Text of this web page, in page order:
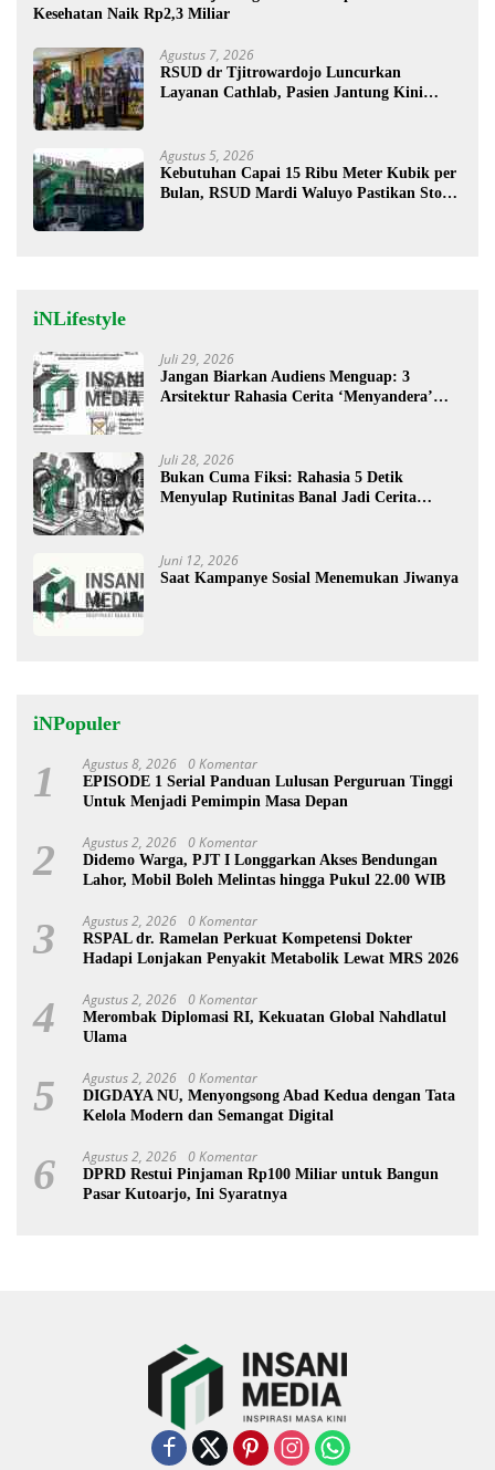
Kesehatan Naik Rp2,3 Miliar
Agustus 7, 2026
RSUD dr Tjitrowardojo Luncurkan
Layanan Cathlab, Pasien Jantung Kini
Agustus 5, 2026
Kebutuhan Capai 15 Ribu Meter Kubik per
Bulan, RSUD Mardi Waluyo Pastikan Stok
iNLifestyle
Juli 29, 2026
Jangan Biarkan Audiens Menguap: 3
Arsitektur Rahasia Cerita ‘Menyandera’
Juli 28, 2026
Bukan Cuma Fiksi: Rahasia 5 Detik
Menyulap Rutinitas Banal Jadi Cerita
Juni 12, 2026
Saat Kampanye Sosial Menemukan Jiwanya
iNPopuler
1 Agustus 8, 2026 0 Komentar
EPISODE 1 Serial Panduan Lulusan Perguruan Tinggi
Untuk Menjadi Pemimpin Masa Depan
2 Agustus 2, 2026 0 Komentar
Didemo Warga, PJT I Longgarkan Akses Bendungan
Lahor, Mobil Boleh Melintas hingga Pukul 22.00 WIB
3 Agustus 2, 2026 0 Komentar
RSPAL dr. Ramelan Perkuat Kompetensi Dokter
Hadapi Lonjakan Penyakit Metabolik Lewat MRS 2026
4 Agustus 2, 2026 0 Komentar
Merombak Diplomasi RI, Kekuatan Global Nahdlatul
Ulama
5 Agustus 2, 2026 0 Komentar
DIGDAYA NU, Menyongsong Abad Kedua dengan Tata
Kelola Modern dan Semangat Digital
6 Agustus 2, 2026 0 Komentar
DPRD Restui Pinjaman Rp100 Miliar untuk Bangun
Pasar Kutoarjo, Ini Syaratnya